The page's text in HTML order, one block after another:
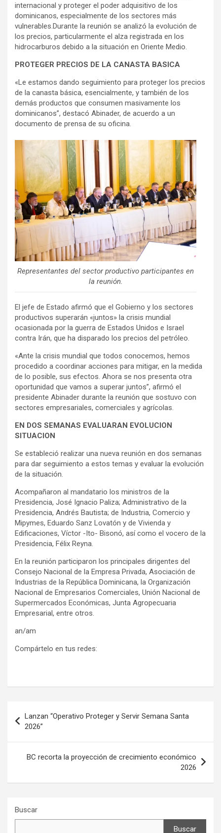
internacional y proteger el poder adquisitivo de los
dominicanos, especialmente de los sectores más
vulnerables.Durante la reunión se analizó la evolución de
los precios, particularmente el alza registrada en los
hidrocarburos debido a la situación en Oriente Medio.
PROTEGER PRECIOS DE LA CANASTA BASICA
«Le estamos dando seguimiento para proteger los precios
de la canasta básica, esencialmente, y también de los
demás productos que consumen masivamente los
dominicanos”, destacó Abinader, de acuerdo a un
documento de prensa de su oficina.
Representantes del sector productivo participantes en
la reunión.
El jefe de Estado afirmó que el Gobierno y los sectores
productivos superarán «juntos» la crisis mundial
ocasionada por la guerra de Estados Unidos e Israel
contra Irán, que ha disparado los precios del petróleo.
«Ante la crisis mundial que todos conocemos, hemos
procedido a coordinar acciones para mitigar, en la medida
de lo posible, sus efectos. Ahora se nos presenta otra
oportunidad que vamos a superar juntos”, afirmó el
presidente Abinader durante la reunión que sostuvo con
sectores empresariales, comerciales y agrícolas.
EN DOS SEMANAS EVALUARAN EVOLUCION
SITUACION
Se estableció realizar una nueva reunión en dos semanas
para dar seguimiento a estos temas y evaluar la evolución
de la situación.
Acompañaron al mandatario los ministros de la
Presidencia, José Ignacio Paliza; Administrativo de la
Presidencia, Andrés Bautista; de Industria, Comercio y
Mipymes, Eduardo Sanz Lovatón y de Vivienda y
Edificaciones, Víctor -Ito- Bisonó, así como el vocero de la
Presidencia, Félix Reyna.
En la reunión participaron los principales dirigentes del
Consejo Nacional de la Empresa Privada, Asociación de
Industrias de la República Dominicana, la Organización
Nacional de Empresarios Comerciales, Unión Nacional de
Supermercados Económicas, Junta Agropecuaria
Empresarial, entre otros.
an/am
Compártelo en tus redes:
de
entradas
Lanzan “Operativo Proteger y Servir Semana Santa
2026”
BC recorta la proyección de crecimiento económico
2026
Buscar
Buscar